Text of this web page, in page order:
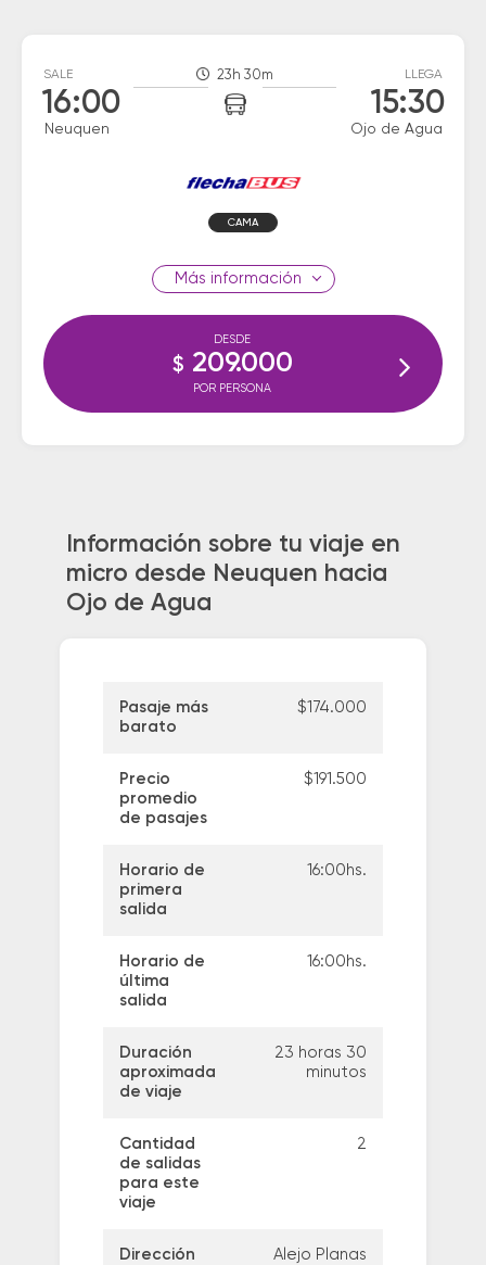
SALE
16:00
Neuquen
23h 30m LLEGA
15:30
Ojo de Agua
CAMA
información
DESDE
$ 209.000
POR PERSONA
Información sobre tu viaje en
micro desde Neuquen hacia
Ojo de Agua
Pasaje más
barato
$174.000
Precio
promedio
de pasajes
$191.500
Horario de
primera
salida
16:00hs.
Horario de
última
salida
16:00hs.
Duración
aproximada
de viaje
23 horas 30
minutos
Cantidad
de salidas
para este
viaje
2
Dirección
Alejo Planas